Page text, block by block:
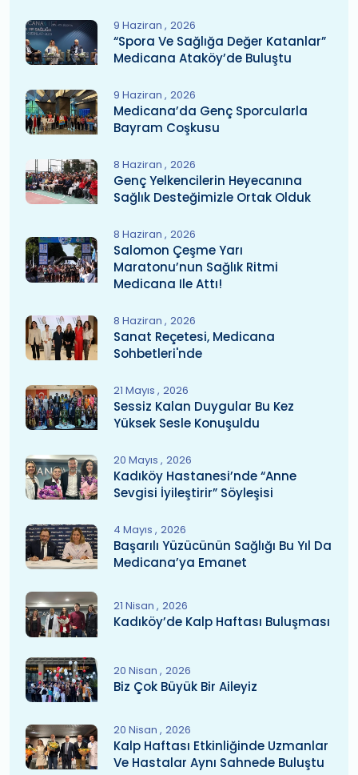
9 Haziran 2026
“Spora Ve Sağlığa Değer Katanlar”
Medicana Ataköy’de Buluştu
9 Haziran 2026
Medicana’da Genç Sporcularla
Bayram Coşkusu
8 Haziran 2026
Genç Yelkencilerin Heyecanına
Sağlık Desteğimizle Ortak Olduk
8 Haziran 2026
Salomon Çeşme Yarı
Maratonu’nun Sağlık Ritmi
Medicana Ile Attı!
8 Haziran 2026
Sanat Reçetesi, Medicana
Sohbetleri'nde
21 Mayıs 2026
Sessiz Kalan Duygular Bu Kez
Yüksek Sesle Konuşuldu
20 Mayıs 2026
Kadıköy Hastanesi’nde “Anne
Sevgisi İyileştirir” Söyleşisi
4 Mayıs 2026
Başarılı Yüzücünün Sağlığı Bu Yıl Da
Medicana’ya Emanet
21 Nisan 2026
Kadıköy’de Kalp Haftası Buluşması
20 Nisan 2026
Biz Çok Büyük Bir Aileyiz
20 Nisan 2026
Kalp Haftası Etkinliğinde Uzmanlar
Ve Hastalar Aynı Sahnede Buluştu